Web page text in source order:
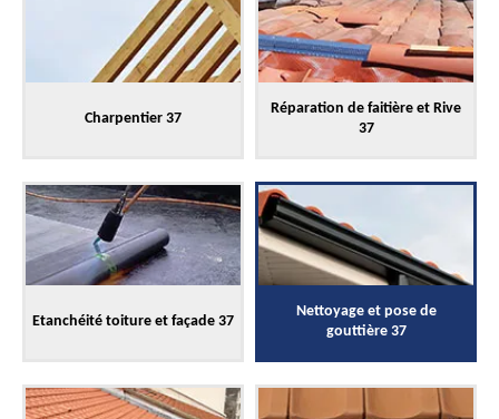
Charpentier 37
Réparation de faitière et Rive
37
Etanchéité toiture et façade 37
Nettoyage et pose de
gouttière 37